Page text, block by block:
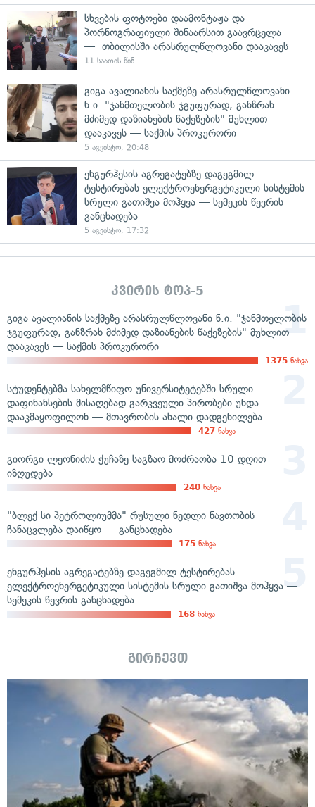
სხვების ფოტოები დაამონტაჟა და
პორნოგრაფიული შინაარსით გაავრცელა
— თბილისში არასრულწლოვანი დააკავეს
11 საათის წინ
გიგა ავალიანის საქმეზე არასრულწლოვანი
ნ.ი. "ჯანმთელობის ჯგუფურად, განზრახ
მძიმედ დაზიანების წაქეზების" მუხლით
დააკავეს — საქმის პროკურორი
5 აგვისტო, 20:48
ენგურჰესის აგრეგატებზე დაგეგმილ
ტესტირებას ელექტროენერგეტიკული სისტემის
სრული გათიშვა მოჰყვა — სემეკის წევრის
განცხადება
5 აგვისტო, 17:32
კვირის ტოპ-5
გიგა ავალიანის საქმეზე არასრულწლოვანი ნ.ი. "ჯანმთელობის
ჯგუფურად, განზრახ მძიმედ დაზიანების წაქეზების" მუხლით
დააკავეს — საქმის პროკურორი
1375 ნახვა
სტუდენტებმა სახელმწიფო უნივერსიტეტებში სრული
დაფინანსების მისაღებად გარკვეული პირობები უნდა
დააკმაყოფილონ — მთავრობის ახალი დადგენილება
427 ნახვა
გიორგი ლეონიძის ქუჩაზე საგზაო მოძრაობა 10 დღით
იზღუდება
240 ნახვა
"ბლექ სი პეტროლიუმმა" რუსული ნედლი ნავთობის
ჩანაცვლება დაიწყო — განცხადება
175 ნახვა
ენგურჰესის აგრეგატებზე დაგეგმილ ტესტირებას
ელექტროენერგეტიკული სისტემის სრული გათიშვა მოჰყვა —
სემეკის წევრის განცხადება
168 ნახვა
გირჩევთ